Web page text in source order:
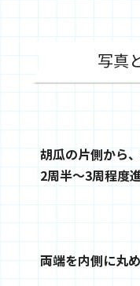
写真
胡瓜の片側から
2周半～3周程度
両端を内側に丸